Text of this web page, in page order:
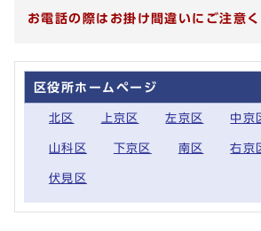
お電話の際はお掛け間違いにご注意
区役所ホームページ
北区 上京区 左京区 中京
山科区 下京区 南区 右京
伏見区